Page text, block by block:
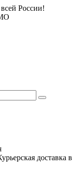
России!
доставка в